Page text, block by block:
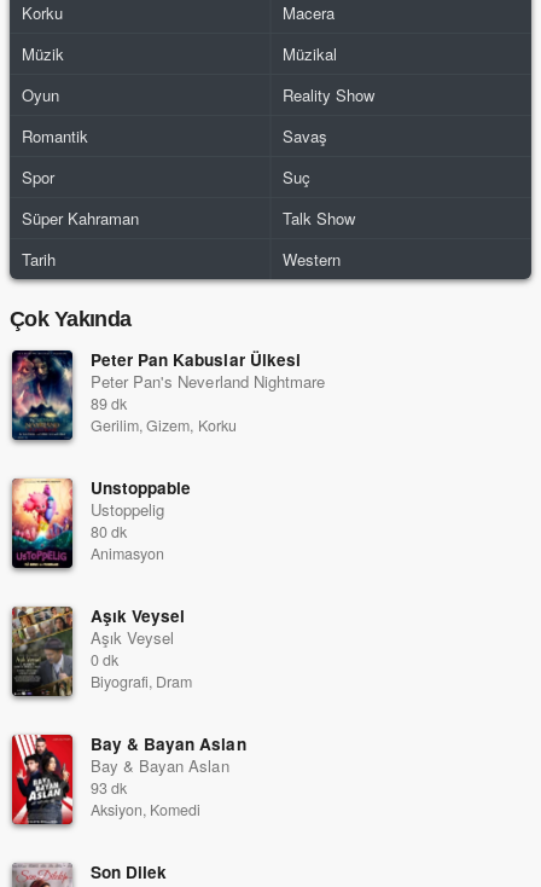
Korku
Macera
Müzik
Müzikal
Oyun
Reality Show
Romantik
Savaş
Spor
Suç
Süper Kahraman
Talk Show
Tarih
Western
Çok Yakında
Peter Pan Kabuslar Ülkesi
Peter Pan's Neverland Nightmare
89 dk
Gerilim, Gizem, Korku
Unstoppable
Ustoppelig
80 dk
Animasyon
Aşık Veysel
Aşık Veysel
0 dk
Biyografi, Dram
Bay & Bayan Aslan
Bay & Bayan Aslan
93 dk
Aksiyon, Komedi
Son Dilek